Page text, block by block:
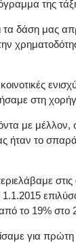
της
τα δάση μας
στη
με
ήταν το
το 19% στο
για πρώτη